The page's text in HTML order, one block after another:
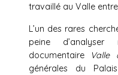
travaillé au Valle
L’un des rares
peine d’analyser
documentaire
Valle
générales du